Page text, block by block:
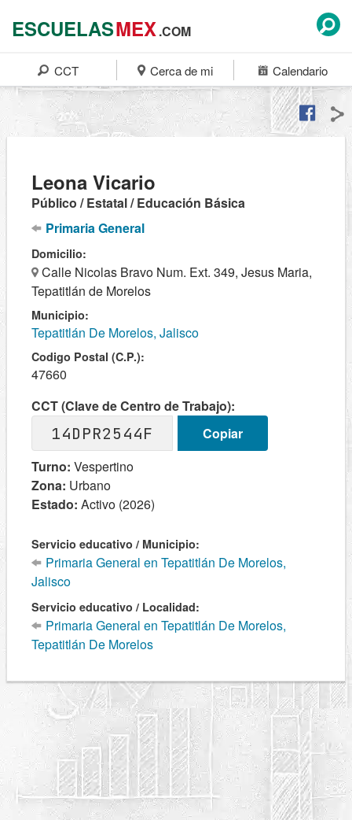
ESCUELASMEX.COM
CCT Cerca de mi Calendario
Leona Vicario
Público / Estatal / Educación Básica
Primaria General
Domicilio:
Calle Nicolas Bravo Num. Ext. 349, Jesus Maria,
Tepatitlán de Morelos
Municipio:
Tepatitlán De Morelos, Jalisco
Codigo Postal (C.P.):
47660
CCT (Clave de Centro de Trabajo):
14DPR2544F
Copiar
Turno: Vespertino
Zona: Urbano
Estado: Activo (2026)
Servicio educativo / Municipio:
Primaria General en Tepatitlán De Morelos,
Jalisco
Servicio educativo / Localidad:
Primaria General en Tepatitlán De Morelos,
Tepatitlán De Morelos